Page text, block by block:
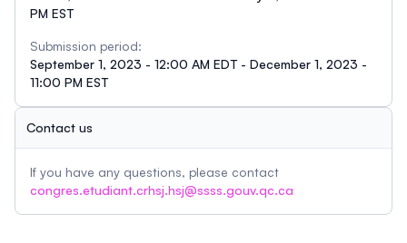
PM EST
Submission period:
September 1, 2023 - 12:00 AM EDT - December 1, 2023 -
11:00 PM EST
Contact us
If you have any questions, please contact
congres.etudiant.crhsj.hsj@ssss.gouv.qc.ca